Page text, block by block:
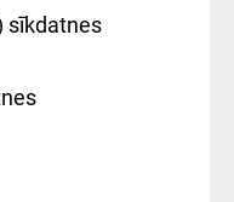
sīkdatnes